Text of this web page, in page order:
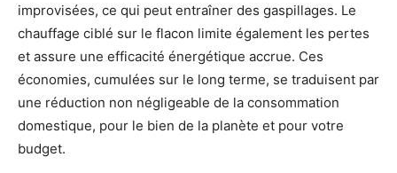
improvisées, ce qui peut entraîner des gaspillages. Le
chauffage ciblé sur le flacon limite également les pertes
et assure une efficacité énergétique accrue. Ces
économies, cumulées sur le long terme, se traduisent par
une réduction non négligeable de la consommation
domestique, pour le bien de la planète et pour votre
budget.